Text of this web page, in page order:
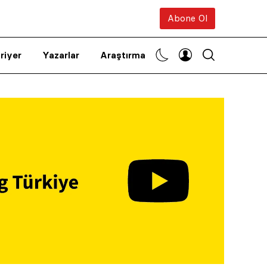
Abone Ol
Yazarlar Araştırma